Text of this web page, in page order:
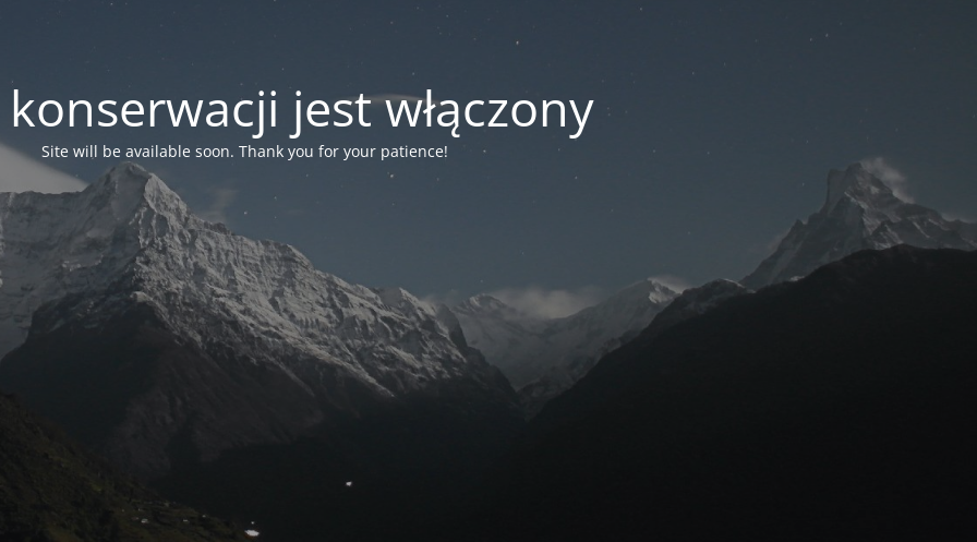
jest włączony
Site will be available soon. Thank you for your patience!